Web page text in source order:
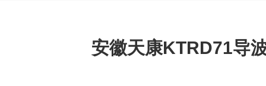
安徽天康KTRD71导